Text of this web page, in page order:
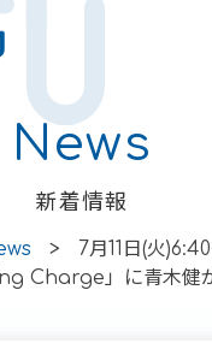
News
新着情報
>
7月11日(火
Charge」に青木健